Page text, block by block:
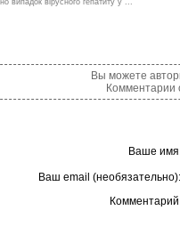
випадок вірусного гепатиту у ...
Вы можете
Комментарии
Ваше
Ваш email